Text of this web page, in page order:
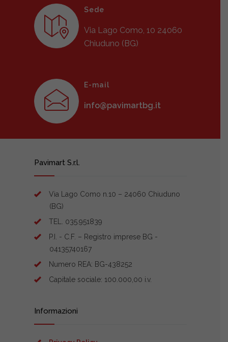
Sede
Via Lago Como, 10 24060
Chiuduno (BG)
E-mail
info@pavimartbg.it
Pavimart S.r.l.
Via Lago Como n.10 – 24060 Chiuduno
(BG)
TEL. 035.951839
P.I. - C.F. – Registro imprese BG -
04135740167
Numero REA: BG-438252
Capitale sociale: 100.000,00 i.v.
Informazioni